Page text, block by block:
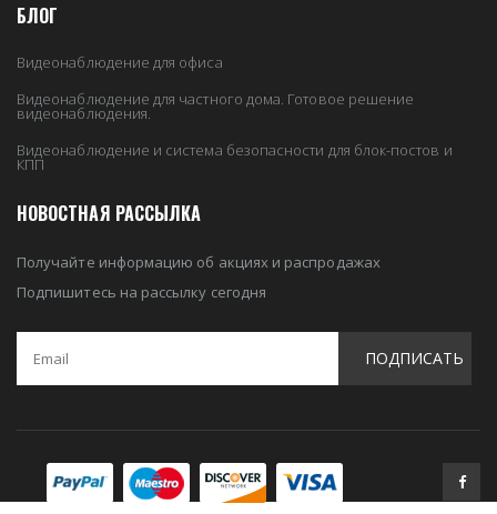
БЛОГ
Видеонаблюдение для офиса
Видеонаблюдение для частного дома. Готовое решение
видеонаблюдения.
Видеонаблюдение и система безопасности для блок-постов и
КПП
НОВОСТНАЯ РАССЫЛКА
Получайте информацию об акциях и распродажах
Подпишитесь на рассылку сегодня
ПОДПИСАТЬ